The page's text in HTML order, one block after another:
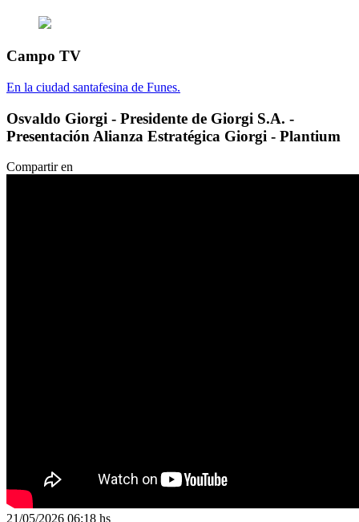
Campo TV
En la ciudad santafesina de Funes.
Osvaldo Giorgi - Presidente de Giorgi S.A. -
Presentación Alianza Estratégica Giorgi - Plantium
Compartir en
21/05/2026 06:18 hs